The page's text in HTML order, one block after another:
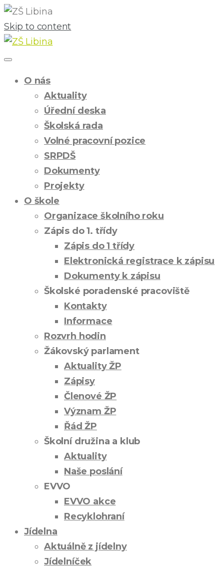
Skip to content
O nás
Aktuality
Úřední deska
Školská rada
Volné pracovní pozice
SRPDŠ
Dokumenty
Projekty
O škole
Organizace školního roku
Zápis do 1. třídy
Zápis do 1 třídy
Elektronická registrace k zápisu
Dokumenty k zápisu
Školské poradenské pracoviště
Kontakty
Informace
Rozvrh hodin
Žákovský parlament
Aktuality ŽP
Zápisy
Členové ŽP
Význam ŽP
Řád ŽP
Školní družina a klub
Aktuality
Naše poslání
EVVO
EVVO akce
Recyklohraní
Jídelna
Aktuálně z jídelny
Jídelníček